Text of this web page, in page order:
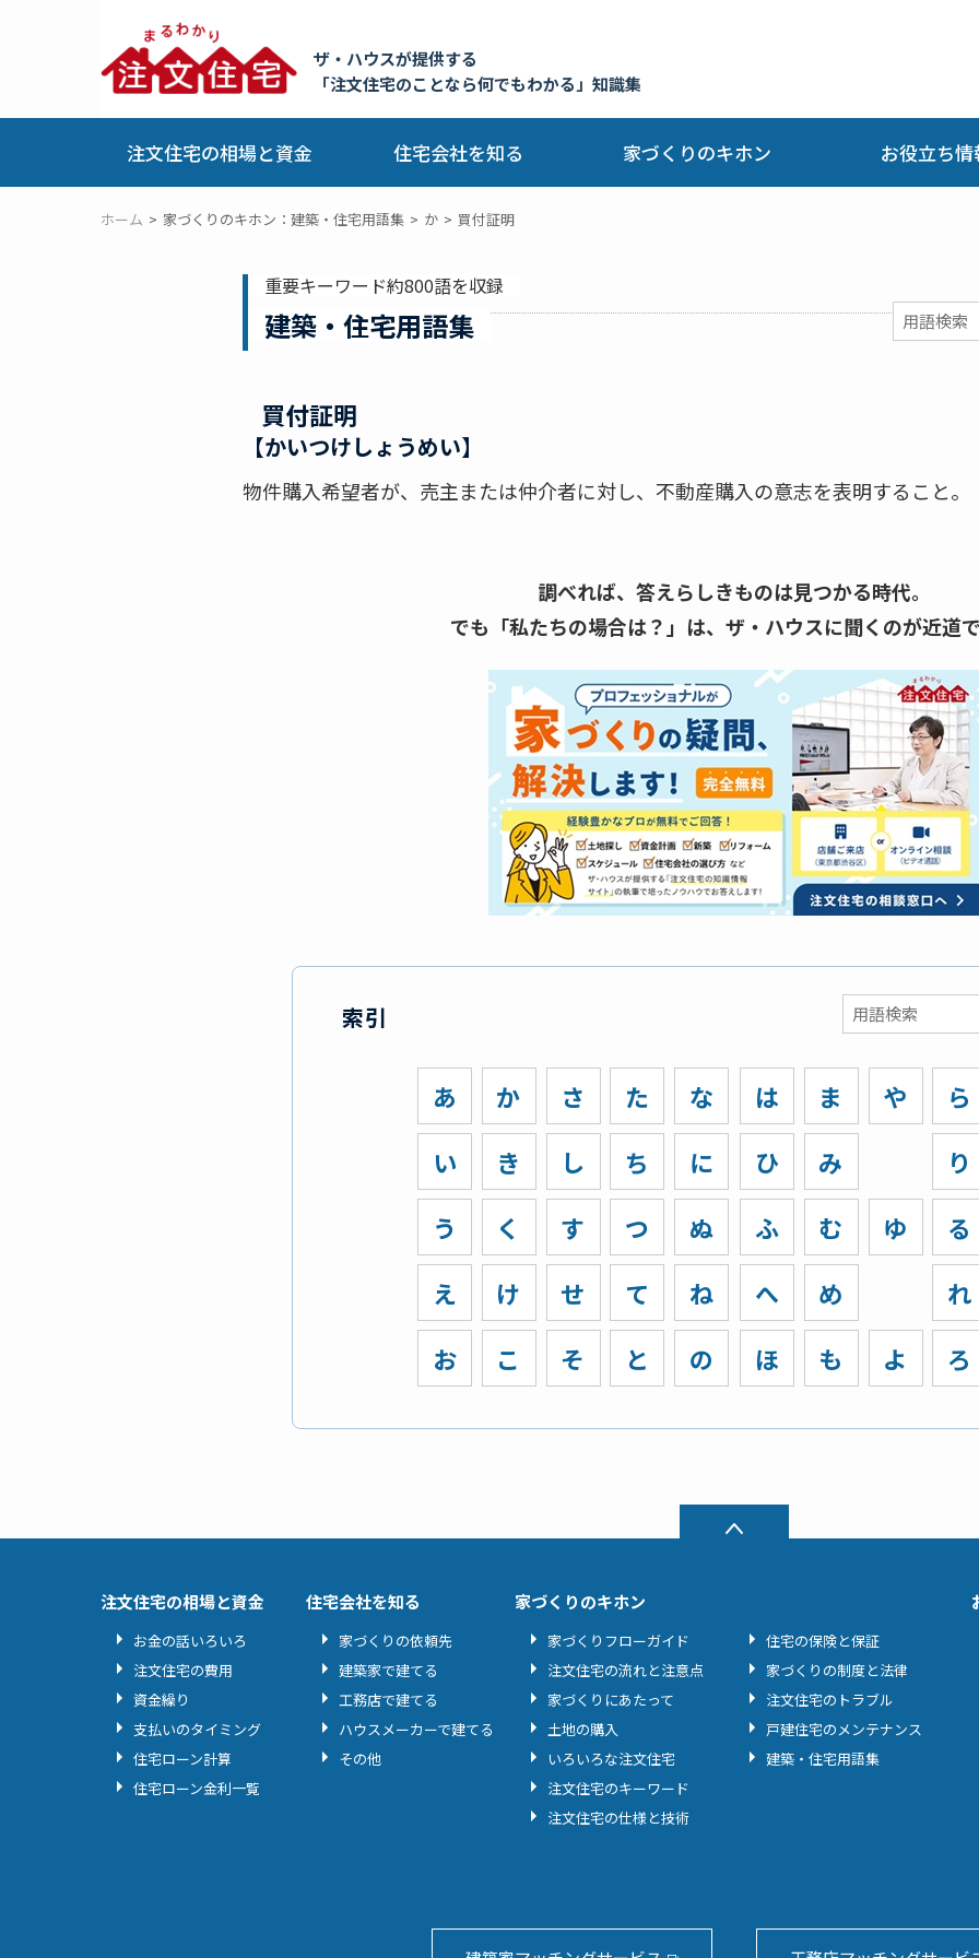
ザ・ハウスが提供する
「注文住宅のことなら何でもわかる」知識集
注文住宅の相場と資金 住宅会社を知る 家づくりのキホン お役立ち情
ホーム 家づくりのキホン：建築・住宅用語集 か 買付証明
重要キーワード約800語を収録
建築・住宅用語集
買付証明
【かいつけしょうめい】
物件購入希望者が、売主または仲介者に対し、不動産購入の意志を表明すること。
調べれば、答えらしきものは見つかる時代。
でも「私たちの場合は？」は、 ザ・ハウスに聞くのが近道
索引
あ
い
う
え
お
か
き
く
け
こ
さ
し
す
せ
そ
た
ち
つ
て
と
な
に
ぬ
ね
の
は
ひ
ふ
へ
ほ
ま
み
む
め
も
や
ゆ
よ
ら
り
る
れ
ろ
注文住宅の相場と資金
お金の話いろいろ
注文住宅の費用
資金繰り
支払いのタイミング
住宅ローン計算
住宅ローン金利一覧
住宅会社を知る
家づくりの依頼先
建築家で建てる
工務店で建てる
ハウスメーカーで建てる
その他
家づくりのキホン
家づくりフローガイド
注文住宅の流れと注意点
家づくりにあたって
土地の購入
いろいろな注文住宅
注文住宅のキーワード
注文住宅の仕様と技術
住宅の保険と保証
家づくりの制度と法律
注文住宅のトラブル
戸建住宅のメンテナンス
建築・住宅用語集